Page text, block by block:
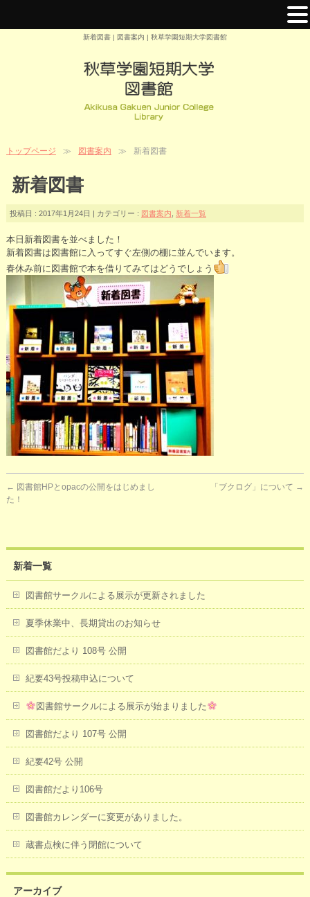
新着図書 | 図書案内 | 秋草学園短期大学図書館
トップページ 図書案内 新着図書
新着図書
投稿日 : 2017年1月24日 | カテゴリー : 図書案内 新着一覧
本日新着図書を並べました！
新着図書は図書館に入ってすぐ左側の棚に並んでいます。
春休み前に図書館で本を借りてみてはどうでしょう
← 図書館HPとopacの公開をはじめまし
た！
「ブクログ」について →
新着一覧
図書館サークルによる展示が更新されました
夏季休業中、長期貸出のお知らせ
図書館だより 108号 公開
紀要43号投稿申込について
図書館サークルによる展示が始まりました
図書館だより 107号 公開
紀要42号 公開
図書館だより106号
図書館カレンダーに変更がありました。
蔵書点検に伴う閉館について
アーカイブ